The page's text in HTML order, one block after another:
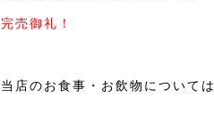
完売御礼！
当店のお食事・お飲物については